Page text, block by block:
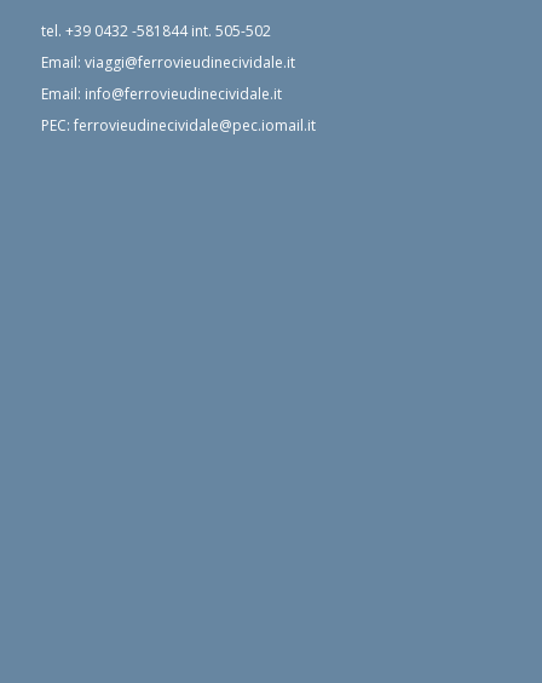
tel. +39 0432 -581844int. 505-502
Email: viaggi@ferrovieudinecividale.it
Email: info@ferrovieudinecividale.it
PEC: ferrovieudinecividale@pec.iomail.it